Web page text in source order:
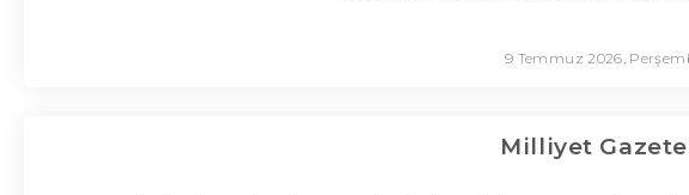
9 Temmuz 2026,
Milliyet